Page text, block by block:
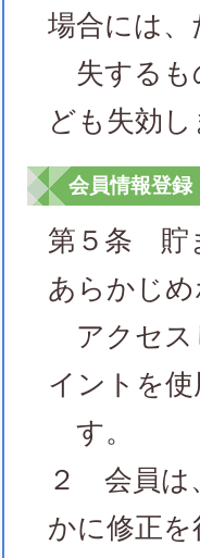
場合には
失するも
ども失効
会員情報登録
第５条 貯
あらかじ
アクセス
イントを
す。
２ 会員は
かに修正